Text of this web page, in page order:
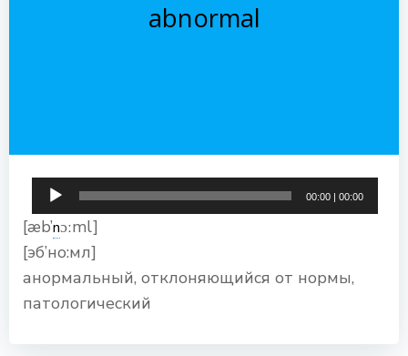
abnormal
Аудиоплеер
00:00 |00:00
[æb’nɔːml]
[эб’но:мл]
анормальный, отклоняющийся от нормы,
патологический